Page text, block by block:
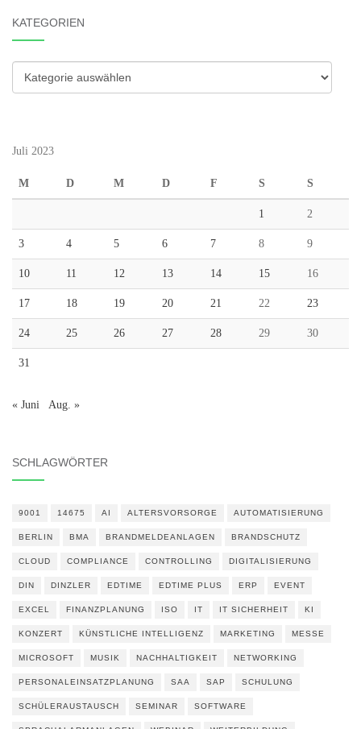
KATEGORIEN
Kategorien
Juli 2023
M D M D F S S
1 2
3 4 5 6 7 8 9
10 11 12 13 14 15 16
17 18 19 20 21 22 23
24 25 26 27 28 29 30
31
« Juni Aug. »
SCHLAGWÖRTER
9001 14675 AI ALTERSVORSORGE AUTOMATISIERUNG
BERLIN BMA BRANDMELDEANLAGEN BRANDSCHUTZ
CLOUD COMPLIANCE CONTROLLING DIGITALISIERUNG
DIN DINZLER EDTIME EDTIME PLUS ERP EVENT
EXCEL FINANZPLANUNG ISO IT IT SICHERHEIT KI
KONZERT KÜNSTLICHE INTELLIGENZ MARKETING MESSE
MICROSOFT MUSIK NACHHALTIGKEIT NETWORKING
PERSONALEINSATZPLANUNG SAA SAP SCHULUNG
SCHÜLERAUSTAUSCH SEMINAR SOFTWARE